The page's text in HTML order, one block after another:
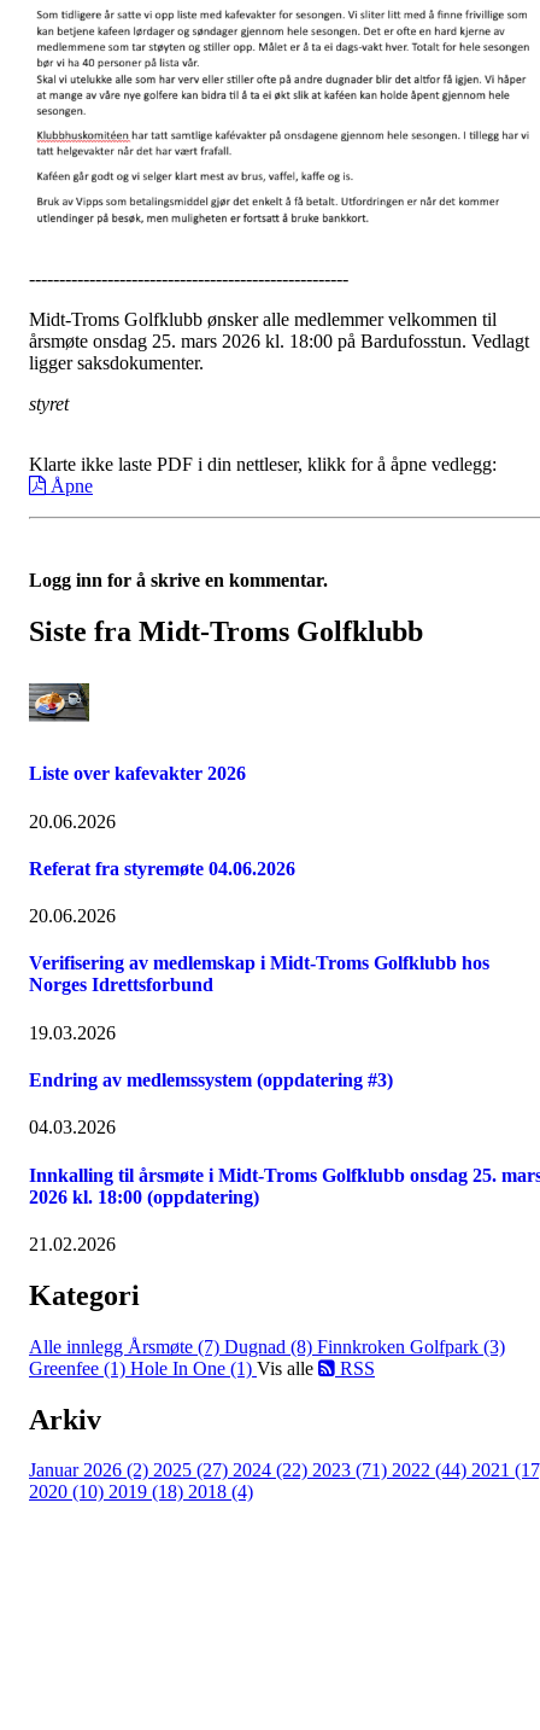
-----------------------------------------------------
Midt-Troms Golfklubb ønsker alle medlemmer velkommen til
årsmøte onsdag 25. mars 2026 kl. 18:00 på Bardufosstun. Vedlagt
ligger saksdokumenter.
styret
Klarte ikke laste PDF i din nettleser, klikk for å åpne vedlegg:
Åpne
Logg inn for å skrive en kommentar.
Siste fra Midt-Troms Golfklubb
Liste over kafevakter 2026
20.06.2026
Referat fra styremøte 04.06.2026
20.06.2026
Verifisering av medlemskap i Midt-Troms Golfklubb hos
Norges Idrettsforbund
19.03.2026
Endring av medlemssystem (oppdatering #3)
04.03.2026
Innkalling til årsmøte i Midt-Troms Golfklubb onsdag 25.
2026 kl. 18:00 (oppdatering)
21.02.2026
Kategori
Alle innlegg Årsmøte (7) Dugnad (8) Finnkroken Golfpark (3)
Greenfee (1) Hole In One (1) Vis alle RSS
Arkiv
Januar 2026 (2) 2025 (27) 2024 (22) 2023 (71) 2022 (44) 2021
2020 (10) 2019 (18) 2018 (4)